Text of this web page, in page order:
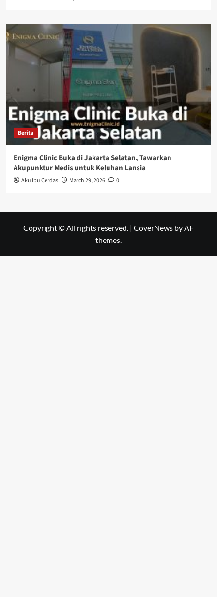
Berita
Enigma Clinic Buka di Jakarta Selatan, Tawarkan
Akupunktur Medis untuk Keluhan Lansia
Aku Ibu Cerdas March 29, 2026 0
Copyright © All rights reserved. | CoverNews by AF
themes.